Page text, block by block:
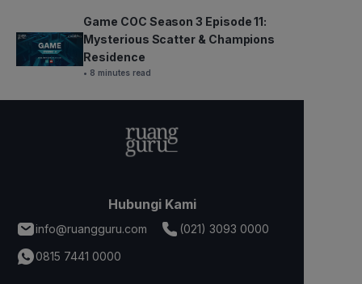
Game COC Season 3 Episode 11:
Mysterious Scatter & Champions
Residence
• 8 minutes read
Hubungi Kami
info@ruangguru.com
(021) 3093 0000
0815 7441 0000